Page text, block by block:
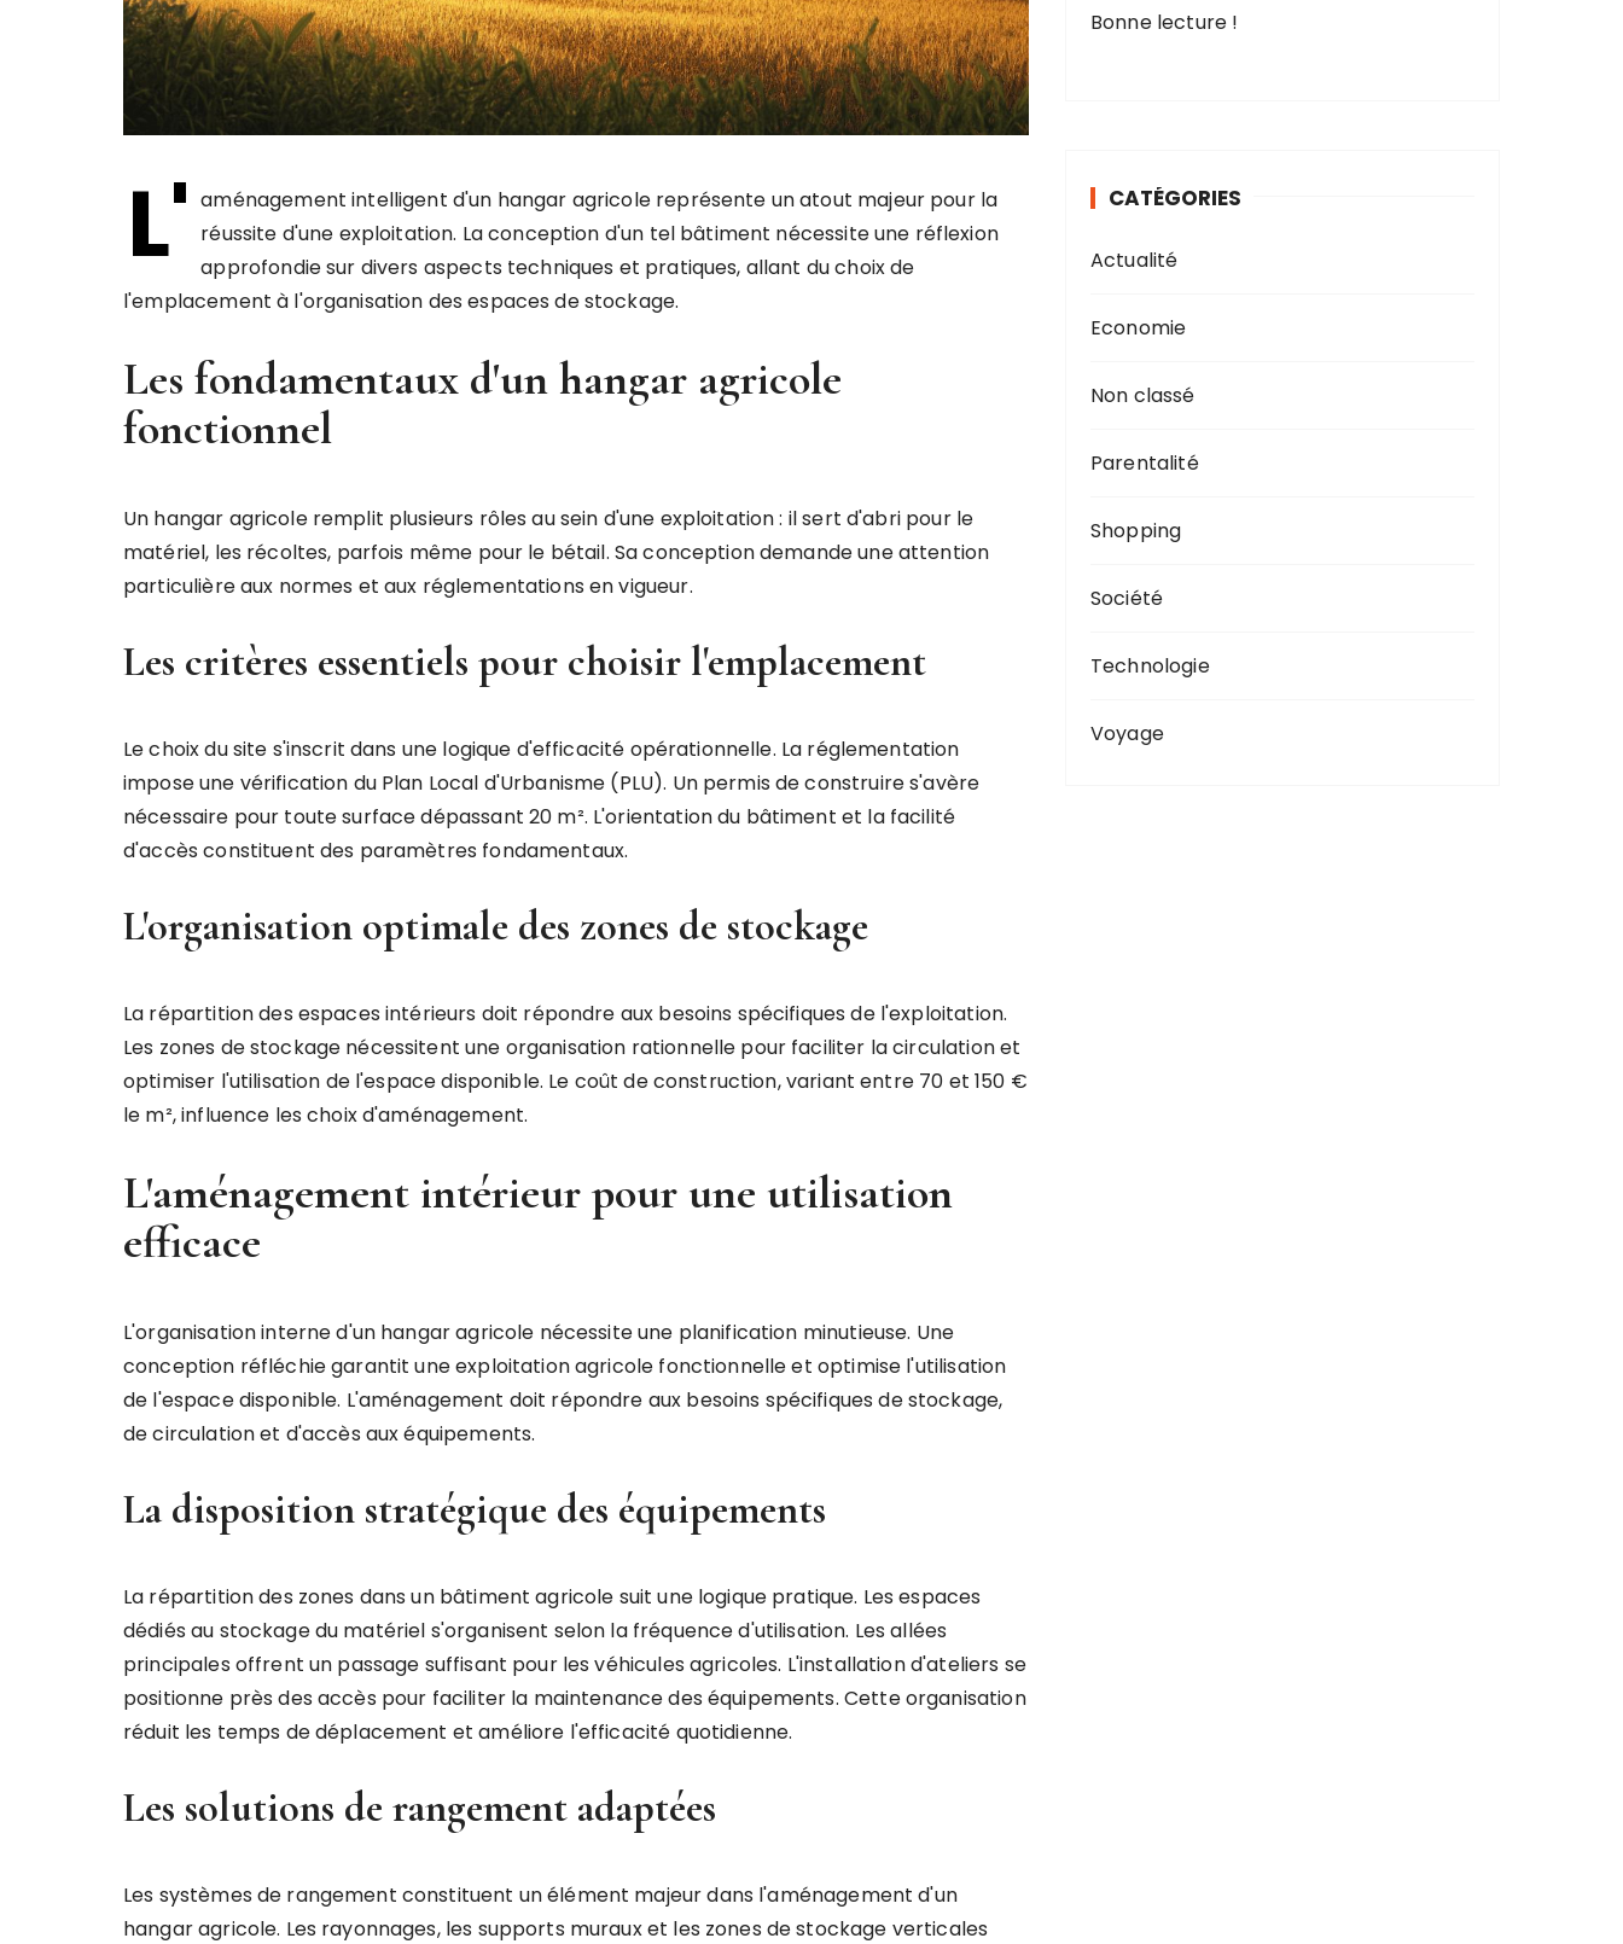
L' aménagement intelligent d'un hangar agricole représente un atout majeur pour la
réussite d'une exploitation. La conception d'un tel bâtiment nécessite une réflexion
approfondie sur divers aspects techniques et pratiques, allant du choix de
l'emplacement à l'organisation des espaces de stockage.
Les fondamentaux d'un hangar agricole
fonctionnel
Un hangar agricole remplit plusieurs rôles au sein d'une exploitation : il sert d'abri pour le
matériel, les récoltes, parfois même pour le bétail. Sa conception demande une attention
particulière aux normes et aux réglementations en vigueur.
Les critères essentiels pour choisir l'emplacement
Le choix du site s'inscrit dans une logique d'efficacité opérationnelle. La réglementation
impose une vérification du Plan Local d'Urbanisme (PLU). Un permis de construire s'avère
nécessaire pour toute surface dépassant 20 m². L'orientation du bâtiment et la facilité
d'accès constituent des paramètres fondamentaux.
L'organisation optimale des zones de stockage
La répartition des espaces intérieurs doit répondre aux besoins spécifiques de l'exploitation.
Les zones de stockage nécessitent une organisation rationnelle pour faciliter la circulation et
optimiser l'utilisation de l'espace disponible. Le coût de construction, variant entre 70 et 150 €
le m², influence les choix d'aménagement.
L'aménagement intérieur pour une utilisation
efficace
L'organisation interne d'un hangar agricole nécessite une planification minutieuse. Une
conception réfléchie garantit une exploitation agricole fonctionnelle et optimise l'utilisation
de l'espace disponible. L'aménagement doit répondre aux besoins spécifiques de stockage,
de circulation et d'accès aux équipements.
La disposition stratégique des équipements
La répartition des zones dans un bâtiment agricole suit une logique pratique. Les espaces
dédiés au stockage du matériel s'organisent selon la fréquence d'utilisation. Les allées
principales offrent un passage suffisant pour les véhicules agricoles. L'installation d'ateliers se
positionne près des accès pour faciliter la maintenance des équipements. Cette organisation
réduit les temps de déplacement et améliore l'efficacité quotidienne.
Les solutions de rangement adaptées
Les systèmes de rangement constituent un élément majeur dans l'aménagement d'un
hangar agricole. Les rayonnages, les supports muraux et les zones de stockage verticales
Bonne lecture !
CATÉGORIES
Actualité
Economie
Non classé
Parentalité
Shopping
Société
Technologie
Voyage